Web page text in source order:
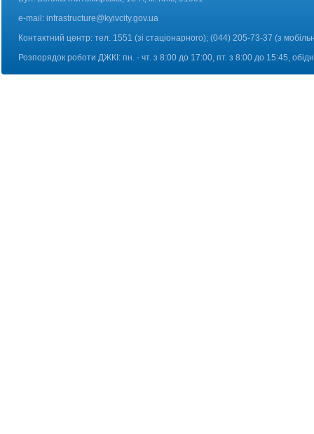
e-mail: infrastructure@kyivcity.gov.ua
Контактний центр: тел. 1551 (зі стаціонарного); (044) 205-73-37 (з
Розпорядок роботи ДЖКІ: пн. - чт. з 8:00 до 17:00, пт. з 8:00 до 15:45,